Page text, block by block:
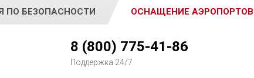
ПО БЕЗОПАСНОСТИ ОСНАЩЕНИЕ АЭРОПОРТОВ
WEKEY
8 (800) 775-41-86
Поддержка 24/7